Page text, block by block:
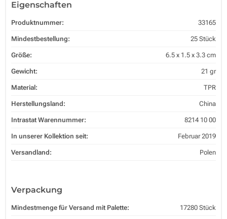
Eigenschaften
Produktnummer: 33165
Mindestbestellung: 25 Stück
Größe: 6.5 x 1.5 x 3.3 cm
Gewicht: 21 gr
Material: TPR
Herstellungsland: China
Intrastat Warennummer: 8214 10 00
In unserer Kollektion seit: Februar 2019
Versandland: Polen
Verpackung
Mindestmenge für Versand mit Palette: 17280 Stück